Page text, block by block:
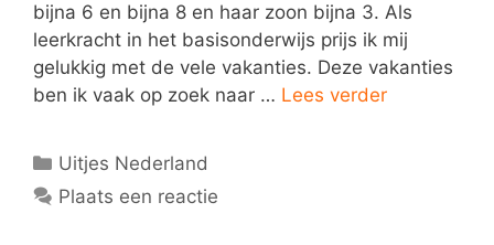
bijna 6 en bijna 8 en haar zoon bijna 3. Als
leerkracht in het basisonderwijs prijs ik mij
gelukkig met de vele vakanties. Deze vakanties
ben ik vaak op zoek naar … Lees verder
Categorieën
Uitjes Nederland
Plaats een reactie